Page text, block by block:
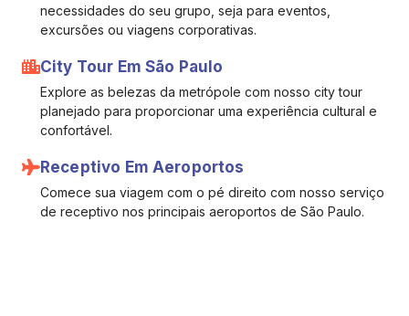
necessidades do seu grupo, seja para eventos,
excursões ou viagens corporativas.
City Tour Em São Paulo
Explore as belezas da metrópole com nosso city tour
planejado para proporcionar uma experiência cultural e
confortável.
Receptivo Em Aeroportos
Comece sua viagem com o pé direito com nosso serviço
de receptivo nos principais aeroportos de São Paulo.